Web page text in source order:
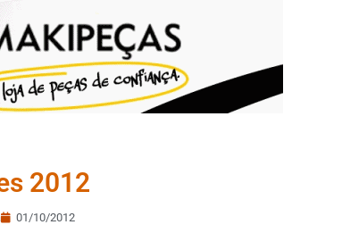
2012
01/10/2012